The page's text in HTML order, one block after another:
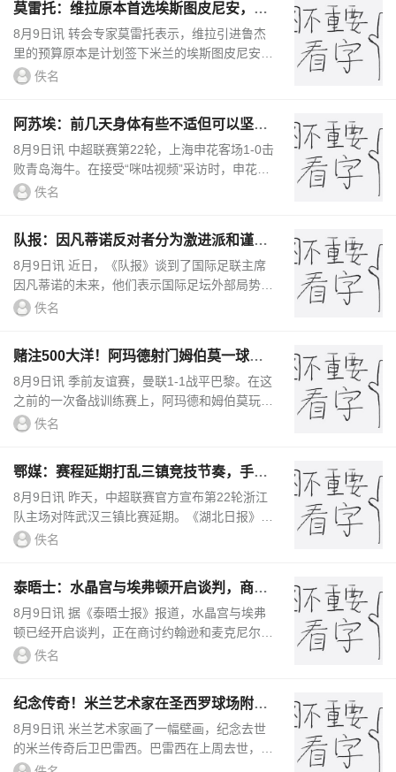
莫雷托：维拉原本首选埃斯图皮尼安，如
今用同样的预算求购鲁杰里
8月9日讯 转会专家莫雷托表示，维拉引进鲁杰
里的预算原本是计划签下米兰的埃斯图皮尼安。
莫雷托在播客节目中表示：“目前米兰需要有人
佚名
阿苏埃：前几天身体有些不适但可以坚
持，新教练组讲究整体性
8月9日讯 中超联赛第22轮，上海申花客场1-0击
败青岛海牛。在接受“咪咕视频”采访时，申花外
援阿苏埃谈到了自己的感受。——谈身体情况阿
佚名
队报：因凡蒂诺反对者分为激进派和谨慎
派，对立态势彻底公开化
8月9日讯 近日，《队报》谈到了国际足联主席
因凡蒂诺的未来，他们表示国际足坛外部局势目
前呈现出鲜明的两极分化态势。2026年3月国际
佚名
赌注500大洋！阿玛德射门姆伯莫一球没
扑到，后者赌输但不用掏钱
8月9日讯 季前友谊赛，曼联1-1战平巴黎。在这
之前的一次备战训练赛上，阿玛德和姆伯莫玩了
一个小游戏。阿玛德和姆伯莫打赌500美元，前
佚名
鄂媒：赛程延期打乱三镇竞技节奏，手握
两场补赛或改写保级节奏
8月9日讯 昨天，中超联赛官方宣布第22轮浙江
队主场对阵武汉三镇比赛延期。《湖北日报》撰
文认为，武汉三镇手握两场补赛或改写保级节
佚名
泰晤士：水晶宫与埃弗顿开启谈判，商讨
约翰逊和麦克尼尔互换交易
8月9日讯 据《泰晤士报》报道，水晶宫与埃弗
顿已经开启谈判，正在商讨约翰逊和麦克尼尔的
互换交易。两名边锋的转会估价令这笔潜在互换
佚名
纪念传奇！米兰艺术家在圣西罗球场附近
创作了一幅巴雷西的壁画
8月9日讯 米兰艺术家画了一幅壁画，纪念去世
的米兰传奇后卫巴雷西。巴雷西在上周去世，本
周二在米兰市的圣安布罗焦大教堂举行了巴雷西